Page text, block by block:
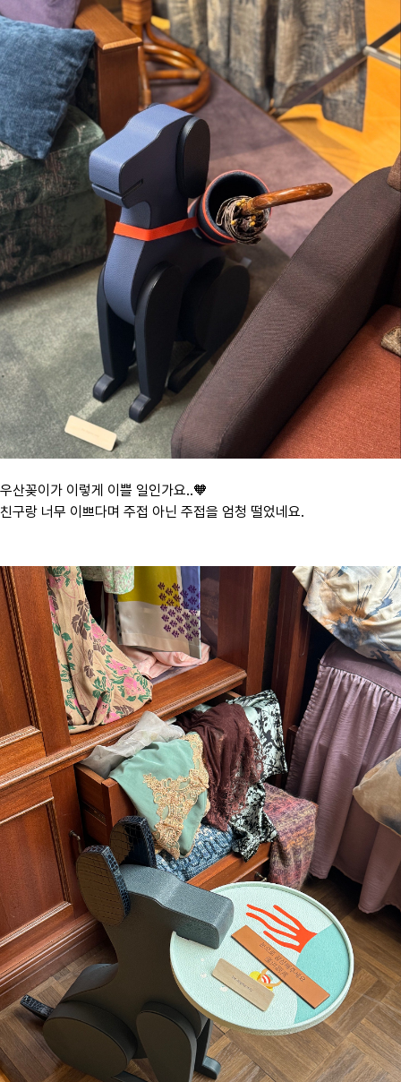
우산꽂이가 이렇게 이쁠 일인가요..🧡
친구랑 너무 이쁘다며 주접 아닌 주접을 엄청 떨었네요.